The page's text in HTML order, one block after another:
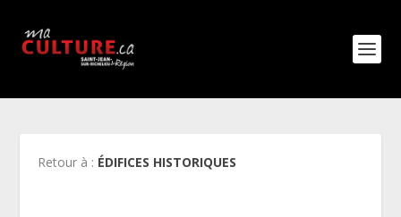
Retour à : ÉDIFICES HISTORIQUES